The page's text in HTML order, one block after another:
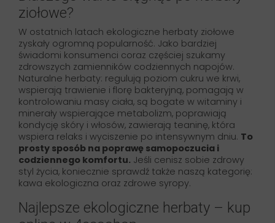
ziołowe?
W ostatnich latach ekologiczne herbaty ziołowe
zyskały ogromną popularność. Jako bardziej
świadomi konsumenci coraz częściej szukamy
zdrowszych zamienników codziennych napojów.
Naturalne herbaty: regulują poziom cukru we krwi,
wspierają trawienie i florę bakteryjną, pomagają w
kontrolowaniu masy ciała, są bogate w witaminy i
minerały wspierające metabolizm, poprawiają
kondycję skóry i włosów, zawierają teaninę, która
wspiera relaks i wyciszenie po intensywnym dniu. To
prosty sposób na poprawę samopoczucia i
codziennego komfortu. Jeśli cenisz sobie zdrowy
styl życia, koniecznie sprawdź także naszą kategorię:
kawa ekologiczna oraz zdrowe syropy.
Najlepsze ekologiczne herbaty – kup